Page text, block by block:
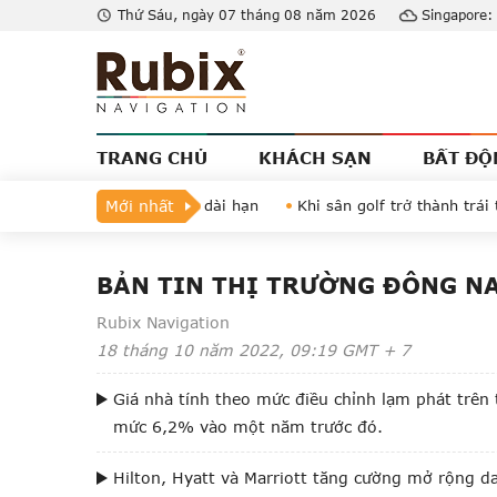
Thứ Sáu, ngày 07 tháng 08 năm 2026 Singapore:
TRANG CHỦ KHÁCH SẠN BẤT
Mới nhất
lược đến giá trị dài hạn Khi sân golf trở thành trái tim
Hoạt động M&A của các công ty khách sạn quốc tế
bất động sản châu Á – Thái Bình Dương nửa cuối năm 2022?
vững tại Việt Nam
Các chuỗi khách sạn quốc tế đặt cược
thị trường khách sạn châu Á - Thái Bình Dương có thể tăng 30%
đầu của ngành bất động sản trong năm 2022
7 xu
tâm dữ liệu tại châu Á – Thái Bình Dương lập kỷ lục mới
BẢN TIN THỊ TRƯỜNG ĐÔNG
Rubix Navigation
18 tháng 10 năm 2022, 09:19GMT + 7
Giá nhà tính theo mức điều chỉnh lạm phát
mức 6,2% vào một năm trước đó.
Hilton, Hyatt và Marriott tăng cường mở rộng